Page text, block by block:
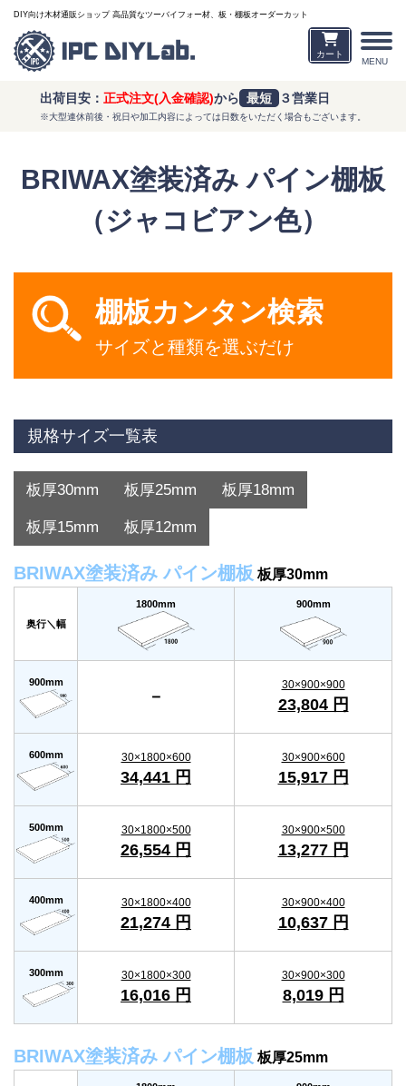
MENU
DIY向け木材通販ショップ 高品質なツーバイフォー材、板・棚板オーダーカット
カート
出荷目安： 正式注文(入金確認)から 最短 ３営業日
※大型連休前後・祝日や加工内容によっては日数をいただく場合もございます。
BRIWAX塗装済み パイン棚板
（ジャコビアン色）
棚板カンタン検索
サイズと種類を選ぶだけ
規格サイズ一覧表
板厚30mm 板厚25mm 板厚18mm
板厚15mm 板厚12mm
BRIWAX塗装済み パイン棚板 板厚30mm
奥行＼幅
1800mm 900mm
900mm
－
30×900×900
23,804 円
600mm 30×1800×600
34,441 円
30×900×600
15,917 円
500mm 30×1800×500
26,554 円
30×900×500
13,277 円
400mm 30×1800×400
21,274 円
30×900×400
10,637 円
300mm 30×1800×300
16,016 円
30×900×300
8,019 円
BRIWAX塗装済み パイン棚板 板厚25mm